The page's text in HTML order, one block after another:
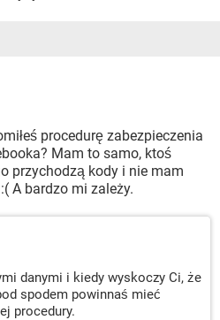
procedurę zabezpieczenia
Mam to samo, ktoś
przychodzą kody i nie mam
A bardzo mi zależy.
danymi i kiedy wyskoczy Ci, że
spodem powinnaś mieć
procedury.